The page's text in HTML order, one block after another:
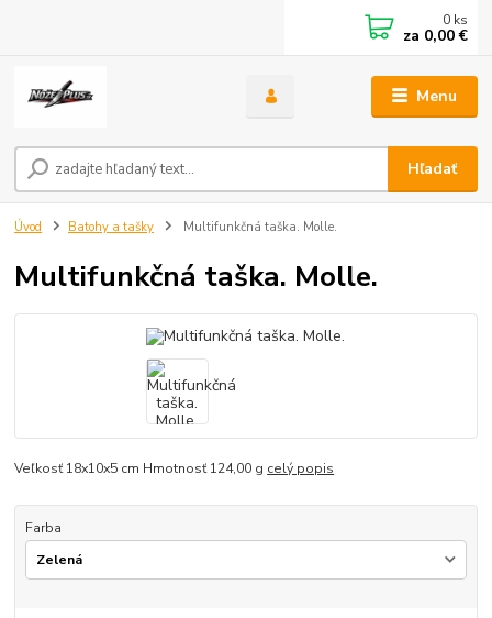
Menu
Hľadať
0 ks
za 0,00 €
Úvod Batohy a tašky Multifunkčná taška. Molle.
Multifunkčná taška. Molle.
Veľkosť 18x10x5 cm Hmotnosť 124,00 g celý popis
Farba